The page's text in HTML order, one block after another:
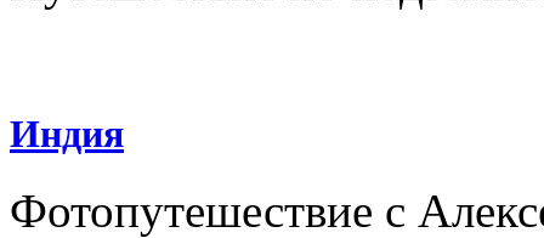
Индия
Фотопутешествие с